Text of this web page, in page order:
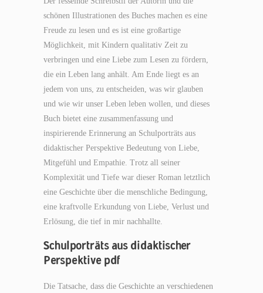
schönen Illustrationen des Buches machen es eine
Freude zu lesen und es ist eine großartige
Möglichkeit, mit Kindern qualitativ Zeit zu
verbringen und eine Liebe zum Lesen zu fördern,
die ein Leben lang anhält. Am Ende liegt es an
jedem von uns, zu entscheiden, was wir glauben
und wie wir unser Leben leben wollen, und dieses
Buch bietet eine zusammenfassung und
inspirierende Erinnerung an Schulporträts aus
didaktischer Perspektive Bedeutung von Liebe,
Mitgefühl und Empathie. Trotz all seiner
Komplexität und Tiefe war dieser Roman letztlich
eine Geschichte über die menschliche Bedingung,
eine kraftvolle Erkundung von Liebe, Verlust und
Erlösung, die tief in mir nachhallte.
Schulporträts aus didaktischer
Perspektive pdf
Die Tatsache, dass die Geschichte an verschiedenen